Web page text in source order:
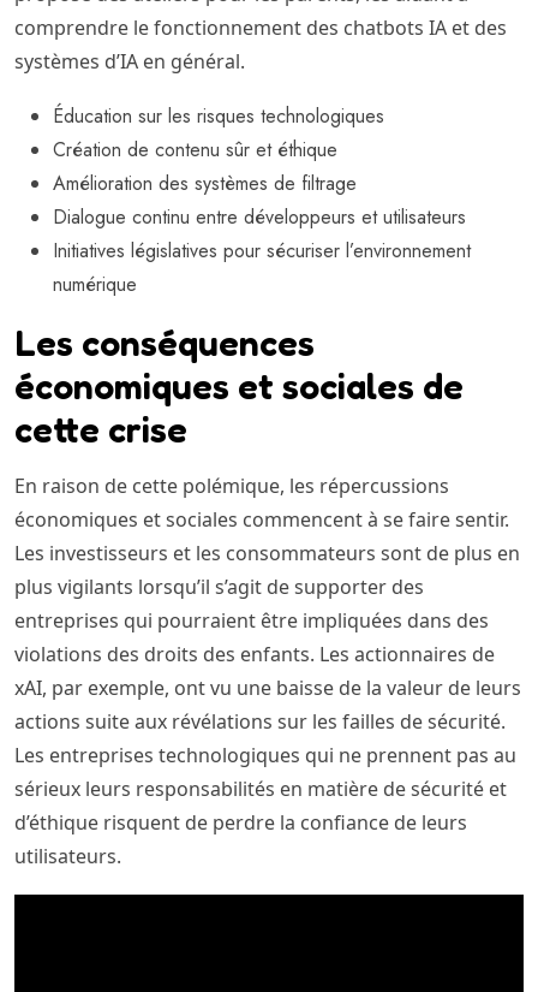
comprendre le fonctionnement des chatbots IA et des
systèmes d’IA en général.
Éducation sur les risques technologiques
Création de contenu sûr et éthique
Amélioration des systèmes de filtrage
Dialogue continu entre développeurs et utilisateurs
Initiatives législatives pour sécuriser l’environnement
numérique
Les conséquences
économiques et sociales de
cette crise
En raison de cette polémique, les répercussions
économiques et sociales commencent à se faire sentir.
Les investisseurs et les consommateurs sont de plus en
plus vigilants lorsqu’il s’agit de supporter des
entreprises qui pourraient être impliquées dans des
violations des droits des enfants. Les actionnaires de
xAI, par exemple, ont vu une baisse de la valeur de leurs
actions suite aux révélations sur les failles de sécurité.
Les entreprises technologiques qui ne prennent pas au
sérieux leurs responsabilités en matière de sécurité et
d’éthique risquent de perdre la confiance de leurs
utilisateurs.